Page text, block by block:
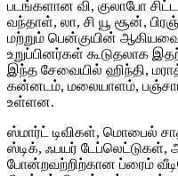
படங்களான வி, குலாபோ
வந்தாள், லா, சி யூ சூன்,
மற்றும் பென்குயின்
உறுப்பினர்கள் கூடுதலாக
இந்த சேவையில் ஹிந்தி,
கன்னடம், மலையாளம்,
உள்ளன.
ஸ்மார்ட் டிவிகள், மொபைல்
ஸ்டிக், ஃபயர்
போன்றவற்றிற்கான ப்ரைம்